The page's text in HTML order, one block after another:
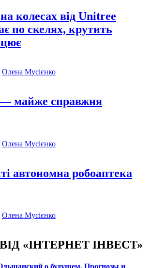
колесах від Unitree
по скелях, крутить
Олена Мусієнко
— майже справжня
Олена Мусієнко
автономна робоаптека
Олена Мусієнко
«ІНТЕРНЕТ ІНВЕСТ»
о будущем. Прогнозы и